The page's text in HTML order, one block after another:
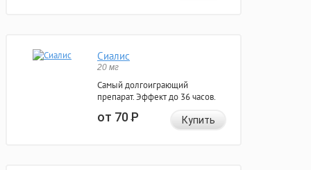
Сиалис
20 мг
Самый долгоиграющий
препарат. Эффект до 36 часов.
от 70Р Купить